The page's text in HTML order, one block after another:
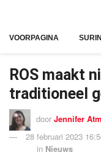
VOORPAGINA
ROS maakt
traditioneel
door Jennifer
28 februari 2023
in Nieuws